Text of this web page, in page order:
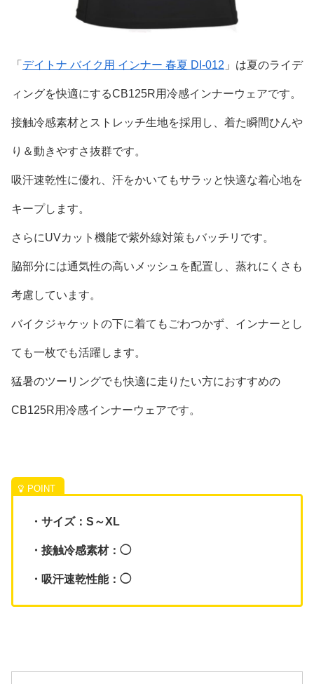
「 デイトナ バイク用 インナー 春夏 DI-012 」は夏のライデ
ィングを快適にするCB125R用冷感インナーウェアです。
接触冷感素材とストレッチ生地を採用し、着た瞬間ひんや
り＆動きやすさ抜群です。
吸汗速乾性に優れ、汗をかいてもサラッと快適な着心地を
キープします。
さらにUVカット機能で紫外線対策もバッチリです。
脇部分には通気性の高いメッシュを配置し、蒸れにくさも
考慮しています。
バイクジャケットの下に着てもごわつかず、インナーとし
ても一枚でも活躍します。
猛暑のツーリングでも快適に走りたい方におすすめの
CB125R用冷感インナーウェアです。
・サイズ：S～XL
・接触冷感素材：◯
・吸汗速乾性能：◯